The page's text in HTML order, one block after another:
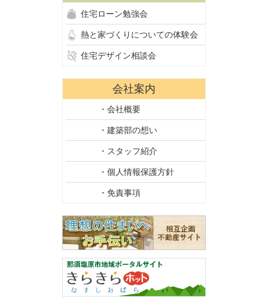
住宅ローン勉強会
熱と家づくりについての体験会
住宅デザイン相談会
会社案内
・会社概要
・建築部の想い
・スタッフ紹介
・個人情報保護方針
・免責事項